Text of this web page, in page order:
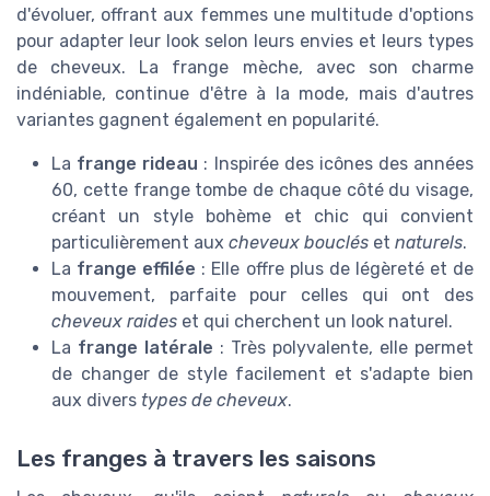
d'évoluer, offrant aux femmes une multitude d'options
pour adapter leur look selon leurs envies et leurs types
de cheveux. La frange mèche, avec son charme
indéniable, continue d'être à la mode, mais d'autres
variantes gagnent également en popularité.
La frange rideau : Inspirée des icônes des années
60, cette frange tombe de chaque côté du visage,
créant un style bohème et chic qui convient
particulièrement aux cheveux bouclés et naturels.
La frange effilée : Elle offre plus de légèreté et de
mouvement, parfaite pour celles qui ont des
cheveux raides et qui cherchent un look naturel.
La frange latérale : Très polyvalente, elle permet
de changer de style facilement et s'adapte bien
aux divers types de cheveux.
Les franges à travers les saisons